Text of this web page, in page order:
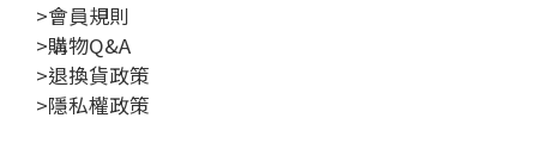
>會員規則
>購物Q&A
>退換貨政策
>隱私權政策